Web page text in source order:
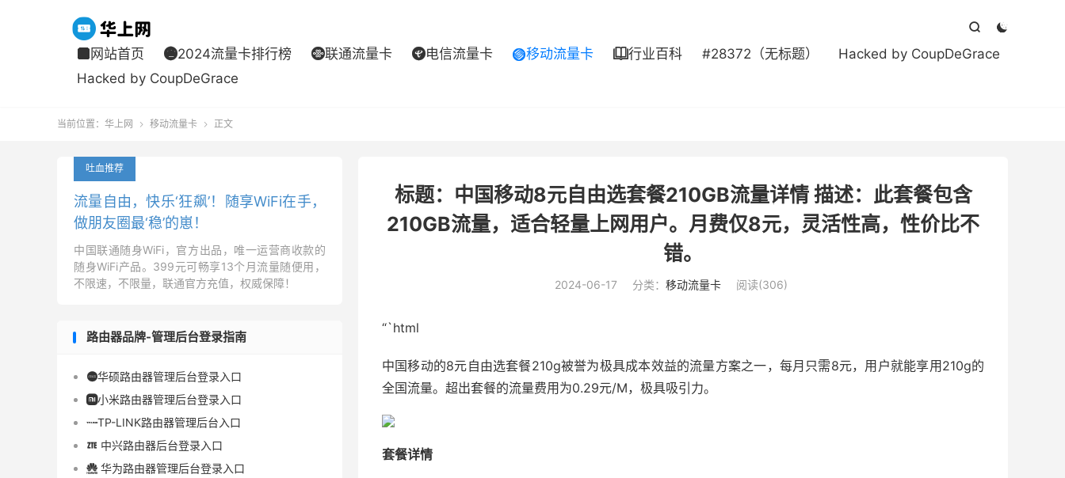


 网站首页 2024流量卡排行榜 联通流量卡 电信流量卡 移动流量卡 行业百科 #28372（无标题）
Hacked by CoupDeGrace
Hacked by CoupDeGrace
当前位置： 华上网  移动流量卡  正文
标题：中国移动8元自由选套餐210GB流量详情 描述：此套餐包含
210GB流量，适合轻量上网用户。月费仅8元，灵活性高，性价比不
错。
2024-06-17 分类： 移动流量卡 阅读(306)
“`html
中国移动的8元自由选套餐210g被誉为极具成本效益的流量方案之一，每月只需8元，用户就能享用210g的
全国流量。超出套餐的流量费用为0.29元/M，极具吸引力。
套餐详情
吐血推荐
流量自由，快乐‘狂飙’！随享WiFi在手，
做朋友圈最‘稳’的崽！
中国联通随身WiFi，官方出品，唯一运营商收款的
随身WiFi产品。399元可畅享13个月流量随便用，
不限速，不限量，联通官方充值，权威保障！
路由器品牌-管理后台登录指南
华硕路由器管理后台登录入口
小米路由器管理后台登录入口
TP-LINK路由器管理后台入口
 中兴路由器后台登录入口
 华为路由器管理后台登录入口